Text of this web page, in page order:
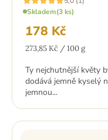
hodnocení
produktu
5,0
5
Skladem(3 ks)
178 Kč
Měrná
273,85 Kč / 100 g
Ty nejchutnější květy
dodává jemně kyselý
jemnou...